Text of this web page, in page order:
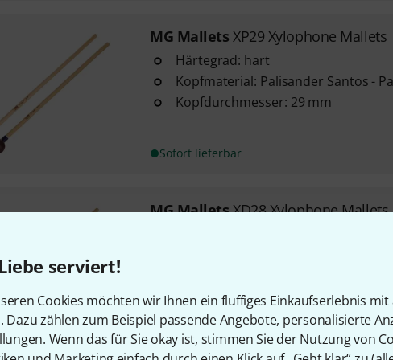
serviert!
Cookies möchten wir Ihnen ein fluffiges Einkaufserlebnis
Dazu zählen zum Beispiel passende Angebote, personalisierte
Wenn das für Sie okay ist, stimmen Sie der Nutzung von
MG Mallets XP29 Xylophone Mallets
Härtegrad: hart
Kopfmaterial: Palisander Santos -
Kopfdurchmesser: 29 mm
Sofort lieferbar
MG MalletsXD28 Xylophone Mallets
Sofort lieferbar